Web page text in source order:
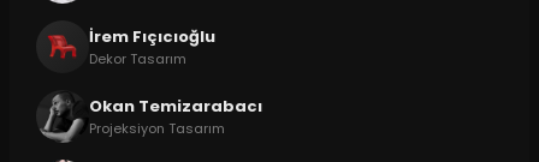
İrem Fıçıcıoğlu
Dekor Tasarım
Okan Temizarabacı
Projeksiyon Tasarım